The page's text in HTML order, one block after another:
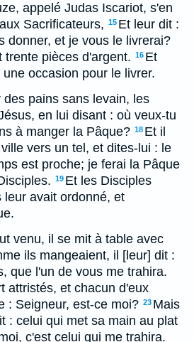
appelé Judas Iscariot, s'en
Sacrificateurs, 15 Et leur dit :
donner, et je vous le livrerai?
trente pièces d'argent. 16 Et
occasion pour le livrer.
pains sans levain, les
en lui disant : où veux-tu
à manger la Pâque? 18 Et il
vers un tel, et dites-lui : le
est proche; je ferai la Pâque
19 Et les Disciples
avait ordonné, et
venu, il se mit à table avec
ils mangeaient, il [leur] dit :
que l'un de vous me trahira.
attristés, et chacun d'eux
: Seigneur, est-ce moi? 23 Mais
: celui qui met sa main au plat
c'est celui qui me trahira.